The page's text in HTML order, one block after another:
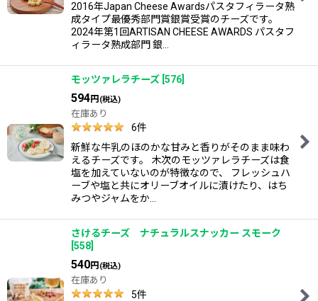
2016年Japan Cheese Awardsパスタフィラータ熟
成タイプ最優秀部門賞銀賞受賞のチーズです。
2024年第1回ARTISAN CHEESE AWARDS パスタフ
ィラータ熟成部門 銀…
モッツァレラチーズ 576
594円 (税込)
在庫あり
6件
新鮮な牛乳のほのかな甘みと香りがそのまま味わ
えるチーズです。 木次のモッツァレラチーズは食
塩を加えていないのが特徴なので、 フレッシュハ
ーブや塩と共にオリーブオイルに漬けたり、はち
みつやジャムをか…
さけるチーズ ナチュラルスナッカー スモーク
558
540円 (税込)
在庫あり
5件